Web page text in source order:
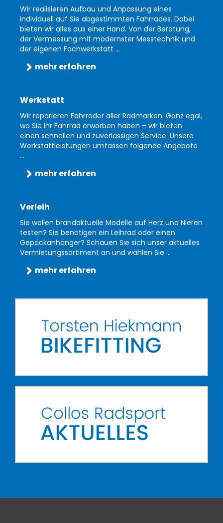
Wir realisieren Aufbau und Anpassung eines
individuell auf Sie abgestimmten Fahrrades. Dabei
bieten wir alles aus einer Hand. Von der Beratung,
der Vermessung mit modernster Messtechnik und
der eigenen Fachwerkstatt ...
mehr erfahren
Werkstatt
Wir reparieren Fahrräder aller Radmarken. Ganz egal,
wo Sie Ihr Fahrrad erworben haben – wir bieten
einen schnellen und zuverlässigen Service. Unsere
Werkstattleistungen umfassen folgende Angebote
...
mehr erfahren
Verleih
Sie wollen brandaktuelle Modelle auf Herz und Nieren
testen? Sie benötigen ein Leihrad oder einen
Gepäckanhänger? Schauen Sie sich unser aktuelles
Vermietungssortiment an und wählen Sie ...
mehr erfahren